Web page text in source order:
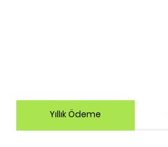
Yıllık Ödeme